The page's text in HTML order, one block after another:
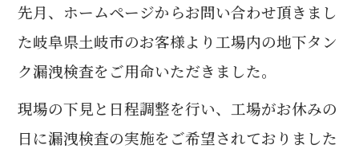
先月、ホームページからお問い合わせ頂きまし
た岐阜県土岐市のお客様より工場内の地下タン
ク漏洩検査をご用命いただきました。
現場の下見と日程調整を行い、工場がお休みの
日に漏洩検査の実施をご希望されておりました